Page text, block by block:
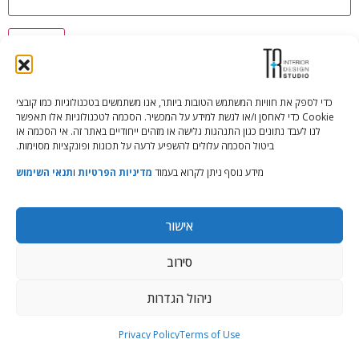
כדי לספק את חוויות המשתמש הטובות ביותר, אנו משתמשים בטכנולוגיות כמו קובצי
Cookie כדי לאחסן ו/או לגשת למידע על המכשיר. הסכמה לטכנולוגיות אלו תאפשר
לנו לעבד נתונים כגון התנהגות גלישה או מזהים ייחודיים באתר זה. אי הסכמה או
ביטול הסכמה עלולים להשפיע לרעה על תכונות ופונקציות מסוימות.
מידע נוסף ניתן לקרוא בעמוד מדיניות הפרטיות ותנאי השימוש
אישור
סירוב
ניהול הגדרות
Terms of Use
Privacy Policy
Tali Shenfeld:052.620.2446
tali@TRstudio.co.il
rakefet@TRstudio.co.il
| מדיניות פרטיות